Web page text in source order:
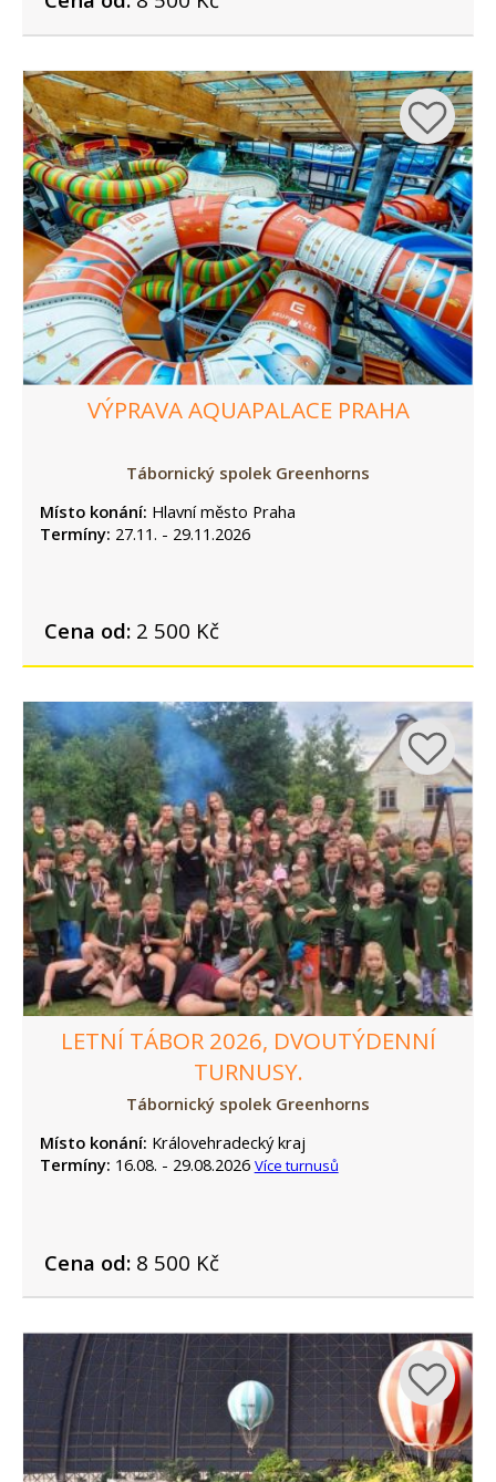
VÝPRAVA AQUAPALACE PRAHA
Tábornický spolek Greenhorns
Místo konání: Hlavní město Praha
Termíny: 27.11. - 29.11.2026
Cena od:2 500 Kč
LETNÍ TÁBOR 2026, DVOUTÝDENNÍ
TURNUSY.
Tábornický spolek Greenhorns
Místo konání: Královehradecký kraj
Termíny: 16.08. - 29.08.2026 Více turnusů
Cena od:8 500 Kč